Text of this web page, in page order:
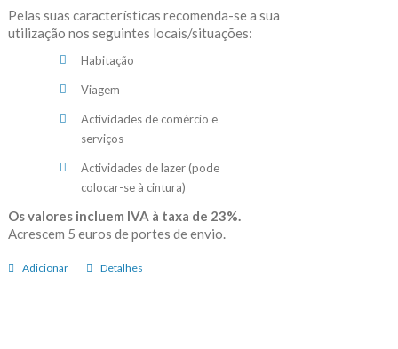
Pelas suas características recomenda-se a sua
utilização nos seguintes locais/situações:
Habitação
Viagem
Actividades de comércio e
serviços
Actividades de lazer (pode
colocar-se à cintura)
Os valores incluem IVA à taxa de 23%.
Acrescem 5 euros de portes de envio.
Adicionar Detalhes